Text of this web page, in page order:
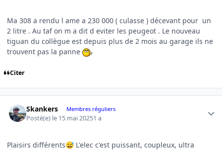
Ma 308 a rendu l ame a 230 000 ( culasse ) décevant pour un
2 litre . Au taf on m a dit d eviter les peugeot . Le nouveau
tiguan du collègue est depuis plus de 2 mois au garage ils ne
trouvent pas la panne
Citer
Skankers Membres réguliers
Posté(e) le 15 mai 20251 a
Plaisirs différents😅 L'elec c'est puissant, coupleux, ultra